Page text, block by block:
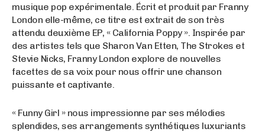
musique pop expérimentale. Écrit et produit par Franny
London elle-même, ce titre est extrait de son très
attendu deuxième EP, « California Poppy ». Inspirée par
des artistes tels que Sharon Van Etten, The Strokes et
Stevie Nicks, Franny London explore de nouvelles
facettes de sa voix pour nous offrir une chanson
puissante et captivante.
« Funny Girl » nous impressionne par ses mélodies
splendides, ses arrangements synthétiques luxuriants